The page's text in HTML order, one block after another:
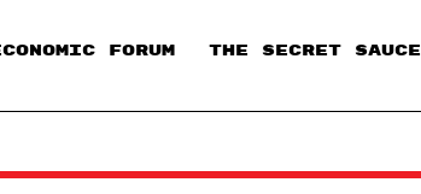
FORUM THE SECRET SAUCE​